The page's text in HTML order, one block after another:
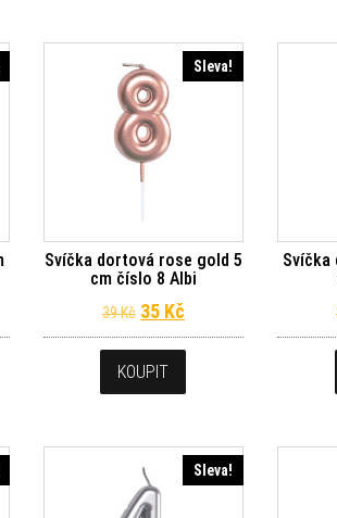
byla: 39 Kč.
cena je: 35 Kč.
Sleva!
Svíčka dortová rose gold 5
cm číslo 8 Albi
39Kč Původní cena byla: 39
35 KčAktuální cena je:
KOUPIT
Svíčka
Sleva!